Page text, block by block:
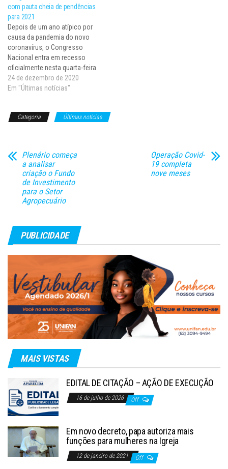
avaliar a grave situação
atravessada pelo Amazonas
em razão do recrudescimento
da pandemia de Covid-19…
com pauta cheia de pendências
para 2021
Depois de um ano atípico por
causa da pandemia do novo
coronavírus, o Congresso
Nacional entra em recesso
oficialmente nesta quarta-feira
(23) com pendências
importantes para 2021. Apesar
Calheiros (MDB-AL) e do
24 de dezembro de 2020
Em "Últimas notícias"
Categoria Últimas notícias
Plenário começa
a analisar
criação o Fundo
de Investimento
para o Setor
Agropecuário
Operação Covid-
19 completa
nove meses
PUBLICIDADE
MAIS VISTAS
EDITAL DE CITAÇÃO – AÇÃO DE EXECUÇÃO
16 de julho de 2026 Off
Em novo decreto, papa autoriza mais
funções para mulheres na Igreja
12 de janeiro de 2021 Off